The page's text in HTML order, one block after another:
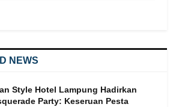
NEWS
Style Hotel Lampung Hadirkan
Party: Keseruan Pesta